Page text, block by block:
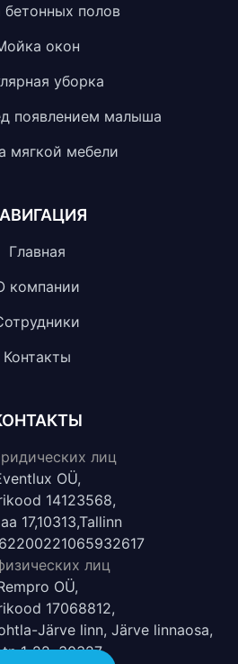
полов
окон
уборка
появлением малыша
мягкой мебели
Главная
компании
Контакты
лиц
OÜ,
14123568,
17,10313,Tallinn
лиц
OÜ,
17068812,
Järve linn, Järve linnaosa,
1-22, 30327